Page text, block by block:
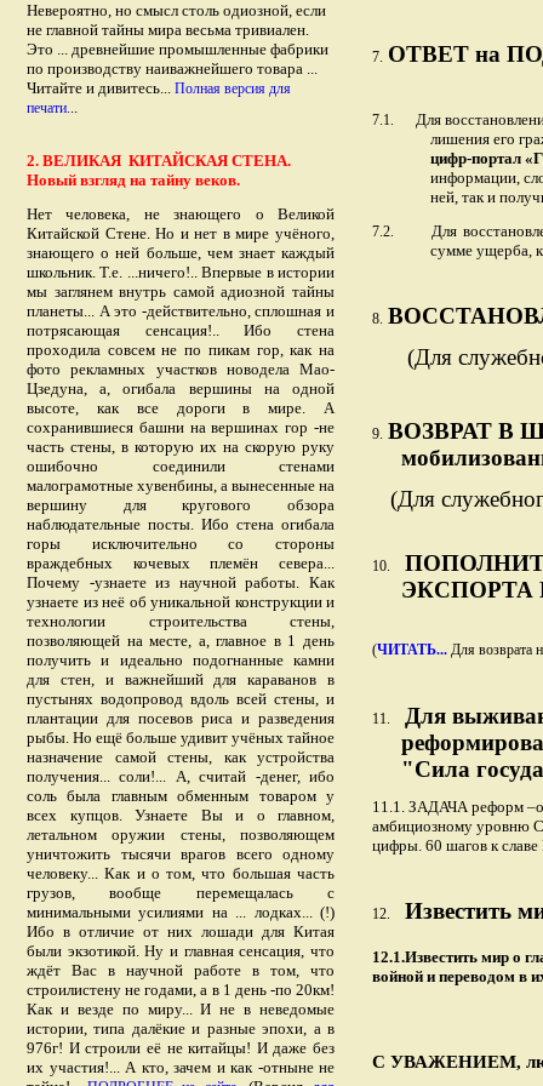
Невероятно, но смысл столь одиозной, если
не главной тайны мира весьма тривиален.
Это ... древнейшие промышленные фабрики
по производству наиважнейшего товара ...
Читайте и дивитесь... Полная версия для
печати...
2. ВЕЛИКАЯ КИТАЙСКАЯ СТЕНА.
Новый взгляд на тайну веков.
Нет человека, не знающего о Великой
Китайской Стене. Но и нет в мире учёного,
знающего о ней больше, чем знает каждый
школьник. Т.е. ...ничего!.. Впервые в истории
мы заглянем внутрь самой адиозной тайны
планеты... А это -действительно, сплошная и
потрясающая сенсация!.. Ибо стена
проходила совсем не по пикам гор, как на
фото рекламных участков новодела Мао-
Цзедуна, а, огибала вершины на одной
высоте, как все дороги в мире. А
сохранившиеся башни на вершинах гор -не
часть стены, в которую их на скорую руку
ошибочно соединили стенами
малограмотные хувенбины, а вынесенные на
вершину для кругового обзора
наблюдательные посты. Ибо стена огибала
горы исключительно со стороны
враждебных кочевых племён севера...
Почему -узнаете из научной работы. Как
узнаете из неё об уникальной конструкции и
технологии строительства стены,
позволяющей на месте, а, главное в 1 день
получить и идеально подогнанные камни
для стен, и важнейший для караванов в
пустынях водопровод вдоль всей стены, и
плантации для посевов риса и разведения
рыбы. Но ещё больше удивит учёных тайное
назначение самой стены, как устройства
получения... соли!... А, считай -денег, ибо
соль была главным обменным товаром у
всех купцов. Узнаете Вы и о главном,
летальном оружии стены, позволяющем
уничтожить тысячи врагов всего одному
человеку... Как и о том, что большая часть
грузов, вообще перемещалась с
минимальными усилиями на ... лодках... (!)
Ибо в отличие от них лошади для Китая
были экзотикой. Ну и главная сенсация, что
ждёт Вас в научной работе в том, что
строилистену не годами, а в 1 день -по 20км!
Как и везде по миру... И не в неведомые
истории, типа далёкие и разные эпохи, а в
976г! И строили её не китайцы! И даже без
их участия!... А кто, зачем и как -отныне не
7. ОТВЕТ на
7.1.
Для
лишения его
цифр-портал
информации,
ней, так и
7.2.
Для
сумме ущерба,
8.
(Для
9. ВОЗВРАТ В
(Для
10.
ЭКСПОРТА
(ЧИТАТЬ... Для возврата
11.
Для
"Сила
11.1. ЗАДАЧА реформ
амбициозному уровню
цифры. 60 шагов к славе
12. Известить
12.1.Известить мир о
войной и переводом в
С УВАЖЕНИЕМ,